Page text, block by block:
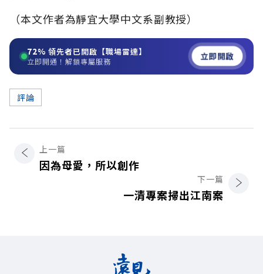
（本文作者為靜宜大學中文系副教授）
72% 領先者已開啟【職場雷達】
立即開通！解鎖專屬服務 立即開啟
評論
上一篇
因為母愛，所以創作
下一篇
一清專案掃出江南案